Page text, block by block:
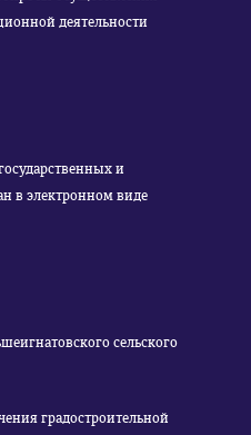
деятельности
и
в электронном виде
сельского
градостроительной